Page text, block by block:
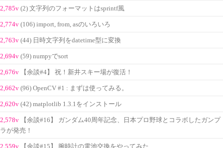
2,785v (2) 文字列のフォーマットはsprintf風
2,774v (106) import, from, asのいろいろ
2,763v (44) 日時文字列をdatetime型に変換
2,694v (59) numpyでsort
2,676v 【余談#4】 祝！新井スキー場が復活！
2,662v (96) OpenCV #1 : まずは使ってみる。
2,620v (42) matplotlib 1.3.1をインストール
2,578v
【余談#16】 ガンダム40周年記念、日本プロ野球とコラボしたガンプ
ラが発売！
2,559v 【余談#15】 腕時計の電池交換をやってみた